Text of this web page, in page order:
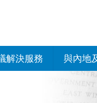
解決服務 與內地
與內地